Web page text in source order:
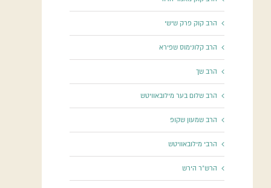
הרב קוק פרק שישי
הרב קלונימוס שפירא
הרב שך
הרב שלום בער מילובאוויטש
הרב שמעון שקופ
הרבי מילובאוויטש
הרש"ר הירש